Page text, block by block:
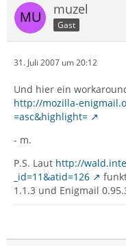
muzel
Gast
31. Juli 2007 um 20:12
Und hier ein
http://mozilla-
=asc&highlight=
- m.
P.S. Laut http://
_id=11&atid=126
1.1.3 und Enigmail